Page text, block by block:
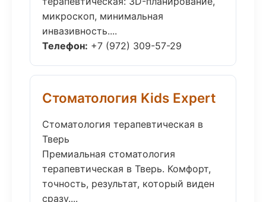
микроскоп, минимальная
инвазивность....
Телефон: +7 (972) 309-57-29
Стоматология Kids Expert
Стоматология терапевтическая в
Тверь
Премиальная стоматология
терапевтическая в Тверь. Комфорт,
точность, результат, который виден
сразу....